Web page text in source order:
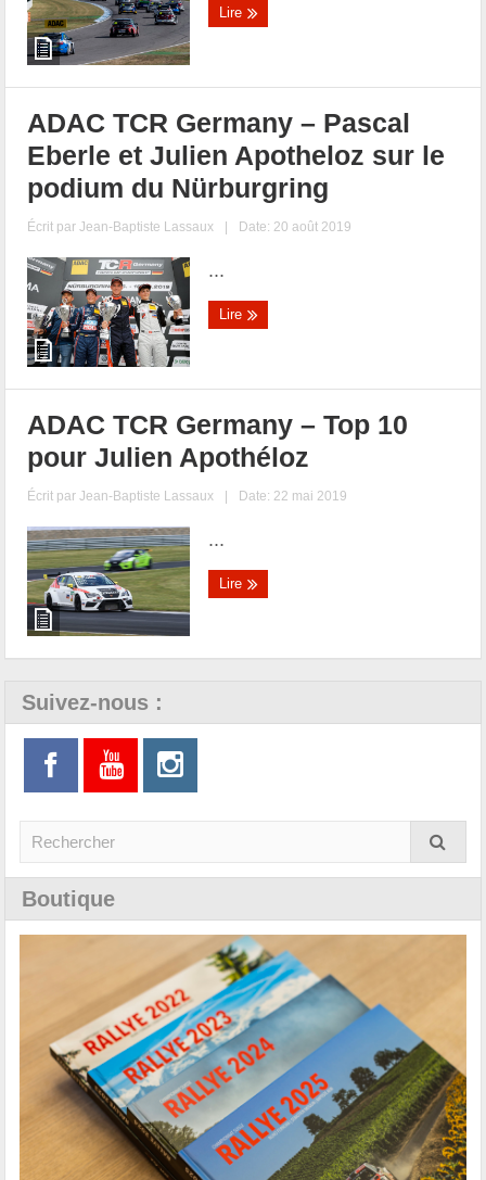
Lire
ADAC TCR Germany – Pascal
Eberle et Julien Apotheloz sur le
podium du Nürburgring
Écrit parJean-Baptiste Lassaux | Date: 20 août 2019
...
Lire
ADAC TCR Germany – Top 10
pour Julien Apothéloz
Écrit parJean-Baptiste Lassaux | Date: 22 mai 2019
...
Lire
Suivez-nous :
Boutique